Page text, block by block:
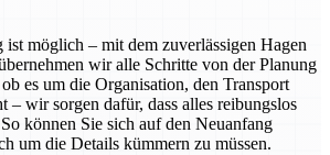
ist möglich – mit dem zuverlässigen Hagen
wir alle Schritte von der Planung
es um die Organisation, den Transport
– wir sorgen dafür, dass alles reibungslos
können Sie sich auf den Neuanfang
um die Details kümmern zu müssen.